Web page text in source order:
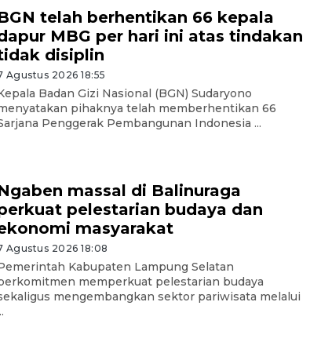
telah berhentikan 66 kepala
MBG per hari ini atas tindakan
disiplin
Agustus 2026 18:55
Badan Gizi Nasional (BGN) Sudaryono
pihaknya telah memberhentikan 66
Penggerak Pembangunan Indonesia ...
massal di Balinuraga
pelestarian budaya dan
masyarakat
Agustus 2026 18:08
Kabupaten Lampung Selatan
memperkuat pelestarian budaya
mengembangkan sektor pariwisata melalui